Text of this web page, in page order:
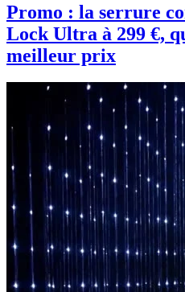
Promo : la serrure
Lock Ultra à 299 €,
meilleur prix